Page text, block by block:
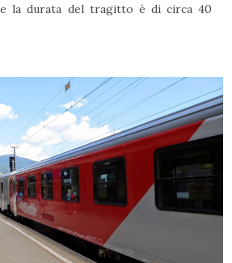
la durata del tragitto è di circa 40